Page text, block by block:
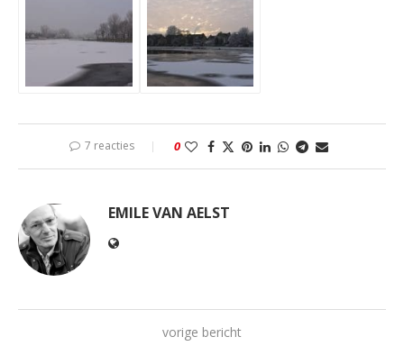
7 reacties 0
EMILE VAN AELST
vorige bericht